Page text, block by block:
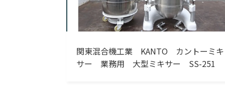
関東混合機工業 KANTO カントーミキ
サー 業務用 大型ミキサー SS-251